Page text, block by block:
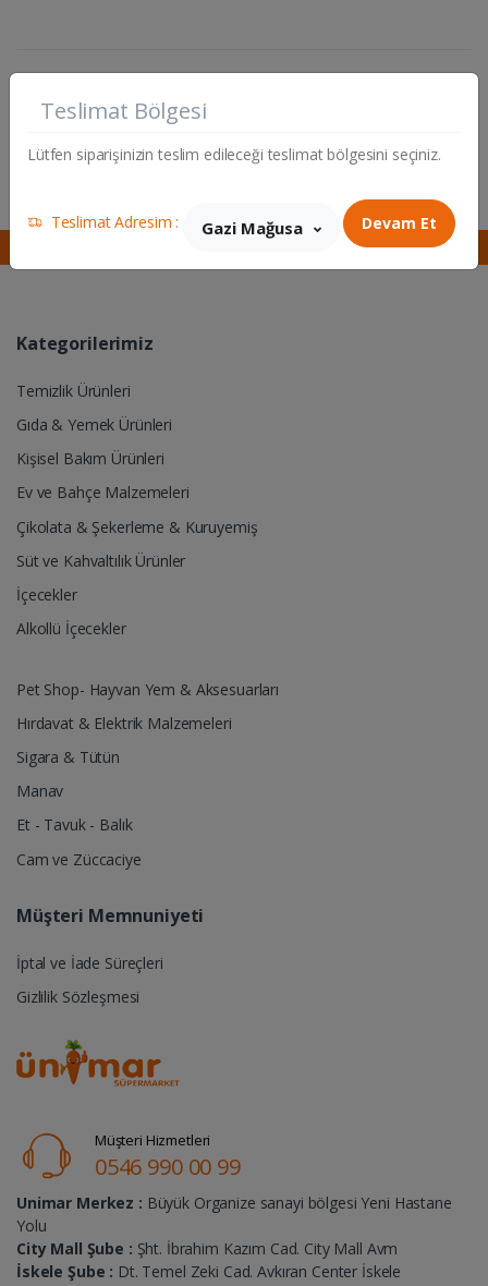
Toplam 303 üründen 1 ile 44 adet arasında ki ürünlerimiz
gösterilmektedir.
1 2 6 7
Kategorilerimiz
Temizlik Ürünleri
Gıda & Yemek Ürünleri
Kişisel Bakım Ürünleri
Ev ve Bahçe Malzemeleri
Çikolata & Şekerleme & Kuruyemiş
Süt ve Kahvaltılık Ürünler
İçecekler
Alkollü İçecekler
Pet Shop- Hayvan Yem & Aksesuarları
Hırdavat & Elektrik Malzemeleri
Sigara & Tütün
Manav
Et - Tavuk - Balık
Cam ve Züccaciye
Müşteri Memnuniyeti
İptal ve İade Süreçleri
Gizlilik Sözleşmesi
Müşteri Hizmetleri
0546 990 00 99
Unimar Merkez : Büyük Organize sanayi bölgesi Yeni Hastane
Yolu
City Mall Şube : Şht. İbrahim Kazım Cad. City Mall Avm
İskele Şube : Dt. Temel Zeki Cad. Avkıran Center İskele
Teslimat Bölgesi
Lütfen siparişinizin teslim edileceği teslimat bölgesini seçiniz.
Teslimat Adresim : Gazi Mağusa Devam Et